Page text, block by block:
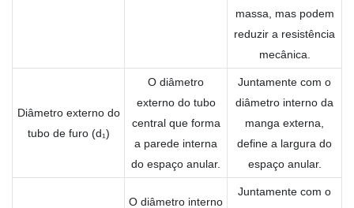
massa, mas podem
reduzir a resistência
mecânica.
Diâmetro externo do
tubo de furo (d₁)
O diâmetro
externo do tubo
central que forma
a parede interna
do espaço anular.
Juntamente com o
diâmetro interno da
manga externa,
define a largura do
espaço anular.
O diâmetro interno
Juntamente com o